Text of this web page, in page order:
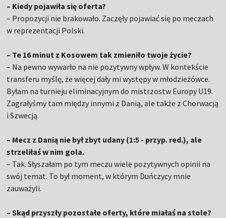
– Kiedy pojawiła się oferta?
– Propozycji nie brakowało. Zaczęły pojawiać się po meczach
w reprezentacji Polski.
– Te 16 minut z Kosowem tak zmieniło twoje życie?
– Na pewno wywarło na nie pozytywny wpływ. W kontekście
transferu myślę, że więcej dały mi występy w młodzieżówce.
Byłam na turnieju eliminacyjnym do mistrzostw Europy U19.
Zagrałyśmy tam między innymi z Danią, ale także z Chorwacją
i Szwecją.
– Mecz z Danią nie był zbyt udany (1:5 - przyp. red.), ale
strzeliłaś w nim gola.
– Tak. Słyszałam po tym meczu wiele pozytywnych opinii na
swój temat. To był moment, w którym Duńczycy mnie
zauważyli.
– Skąd przyszły pozostałe oferty, które miałaś na stole?